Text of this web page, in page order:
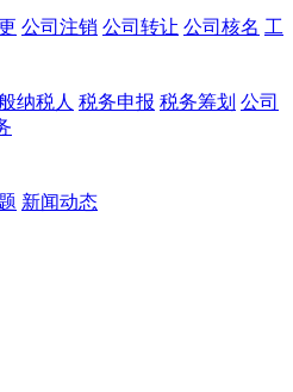
公司注销 公司转让 公司核名 工
纳税人 税务申报 税务筹划 公司
新闻动态